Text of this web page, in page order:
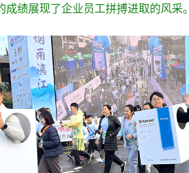
绩展现了企业员工拼搏进取的风采。